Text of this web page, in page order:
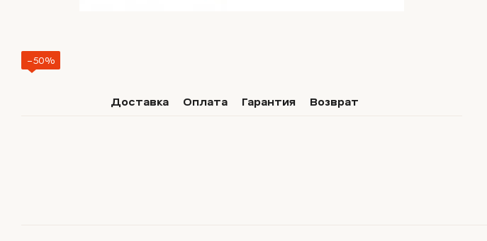
−50%
Доставка Оплата Гарантия Возврат